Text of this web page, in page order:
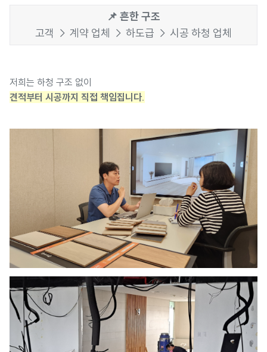
📌 흔한 구조
고객 → 계약 업체 → 하도급 → 시공 하청 업체
저희는 하청 구조 없이
견적부터 시공까지 직접 책임집니다.